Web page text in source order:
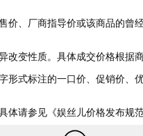
价、厂商指导价或该商品的曾
改变性质。具体成交价格根
形式标注的一口价、促销价
体请参见《娱丝儿价格发布